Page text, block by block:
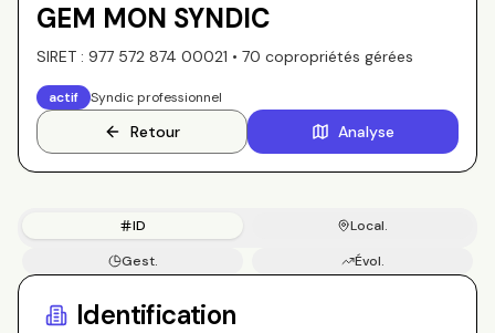
GEM MON SYNDIC
SIRET : 977 572 874 00021 • 70 copropriétés gérées
actif Syndic professionnel
Retour Analyse
ID
Local.
Gest.
Évol.
Identification